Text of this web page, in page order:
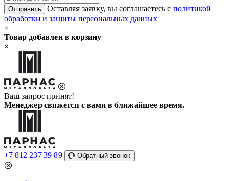
Отправить Оставляя заявку, вы соглашаетесь с политикой
обработки и защиты персональных данных
×
Товар добавлен в корзину
×
Ваш запрос принят!
Менеджер свяжется с вами в ближайшее время.
+7 812 237 39 89 Обратный звонок